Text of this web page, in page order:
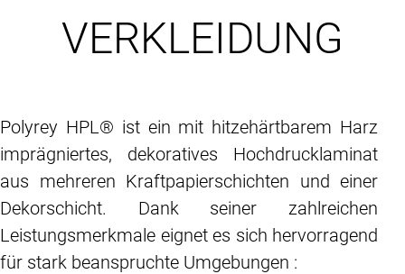
VERKLEIDUNG
Polyrey HPL® ist ein mit hitzehärtbarem Harz
imprägniertes, dekoratives Hochdrucklaminat
aus mehreren Kraftpapierschichten und einer
Dekorschicht. Dank seiner zahlreichen
Leistungsmerkmale eignet es sich hervorragend
für stark beanspruchte Umgebungen :